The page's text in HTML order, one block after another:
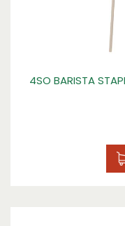
4SO BARISTA